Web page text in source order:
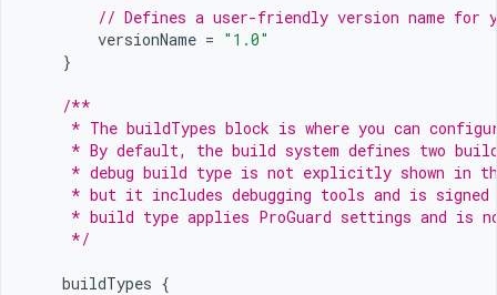
// Defines a user-friendly version name for
versionName = "1.0"
}
/**
* The buildTypes block is where you can
* By default, the build system defines two
* debug build type is not explicitly shown in
* but it includes debugging tools and is
* build type applies ProGuard settings and is
     */
buildTypes {